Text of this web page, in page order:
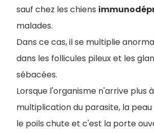
sauf chez les chiens
malades.
Dans ce cas, il se multiplie
dans les follicules pileux et les
sébacées.
Lorsque l'organisme n'arrive plus
multiplication du parasite, la
le poils chute et c'est la porte